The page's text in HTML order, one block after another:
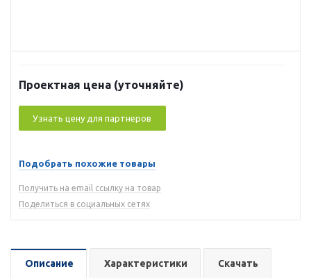
Проектная цена (уточняйте)
Узнать цену для партнеров
Подобрать похожие товары
Получить на email ссылку на товар
Поделиться в социальных сетях
Описание Характеристики Скачать